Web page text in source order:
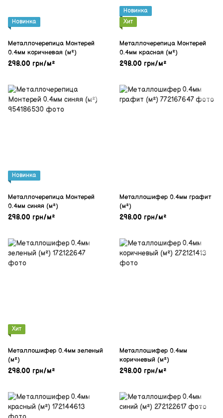
Новинка
Металлочерепица Монтерей
0.4мм коричневая (м²)
298.00 грн/м²
Новинка
Хит
Металлочерепица Монтерей
0.4мм красная (м²)
298.00 грн/м²
Новинка
Металлочерепица Монтерей
0.4мм синяя (м²)
298.00 грн/м²
Металлошифер 0.4мм графит
(м²)
298.00 грн/м²
Хит
Металлошифер 0.4мм зеленый
(м²)
298.00 грн/м²
Металлошифер 0.4мм
коричневый (м²)
298.00 грн/м²